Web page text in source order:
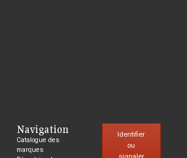
Navigation
Catalogue des
marques
Identifier
ou
signaler